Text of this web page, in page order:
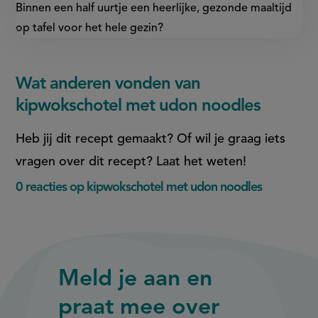
Binnen een half uurtje een heerlijke, gezonde maaltijd
op tafel voor het hele gezin?
Wat anderen vonden van
kipwokschotel met udon noodles
Heb jij dit recept gemaakt? Of wil je graag iets
vragen over dit recept? Laat het weten!
0 reacties op kipwokschotel met udon noodles
Meld je aan en
praat mee over